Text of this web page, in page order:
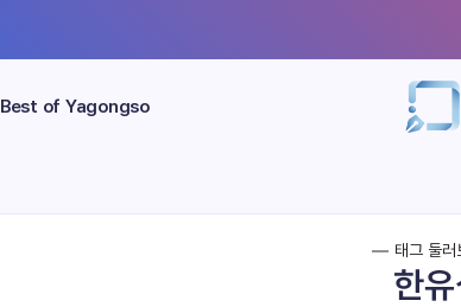
Best of Yagongso
태그 둘러
한